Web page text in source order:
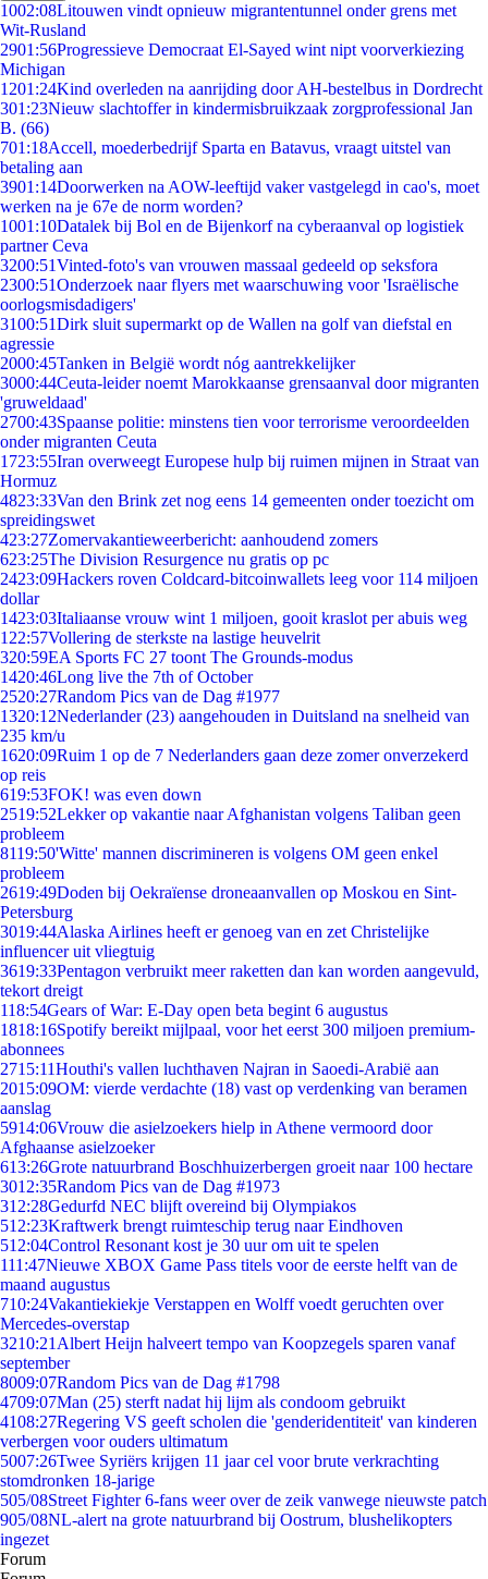
1002:08Litouwen vindt opnieuw migrantentunnel onder grens met
Wit-Rusland
2901:56Progressieve Democraat El-Sayed wint nipt voorverkiezing
Michigan
1201:24Kind overleden na aanrijding door AH-bestelbus in Dordrecht
301:23Nieuw slachtoffer in kindermisbruikzaak zorgprofessional Jan
B. (66)
701:18Accell, moederbedrijf Sparta en Batavus, vraagt uitstel van
betaling aan
3901:14Doorwerken na AOW-leeftijd vaker vastgelegd in cao's, moet
werken na je 67e de norm worden?
1001:10Datalek bij Bol en de Bijenkorf na cyberaanval op logistiek
partner Ceva
3200:51Vinted-foto's van vrouwen massaal gedeeld op seksfora
2300:51Onderzoek naar flyers met waarschuwing voor 'Israëlische
oorlogsmisdadigers'
3100:51Dirk sluit supermarkt op de Wallen na golf van diefstal en
agressie
2000:45Tanken in België wordt nóg aantrekkelijker
3000:44Ceuta-leider noemt Marokkaanse grensaanval door migranten
'gruweldaad'
2700:43Spaanse politie: minstens tien voor terrorisme veroordeelden
onder migranten Ceuta
1723:55Iran overweegt Europese hulp bij ruimen mijnen in Straat van
Hormuz
4823:33Van den Brink zet nog eens 14 gemeenten onder toezicht om
spreidingswet
423:27Zomervakantieweerbericht: aanhoudend zomers
623:25The Division Resurgence nu gratis op pc
2423:09Hackers roven Coldcard-bitcoinwallets leeg voor 114 miljoen
dollar
1423:03Italiaanse vrouw wint 1 miljoen, gooit kraslot per abuis weg
1 22:57Vollering de sterkste na lastige heuvelrit
320:59EA Sports FC 27 toont The Grounds-modus
1420:46Long live the 7th of October
2520:27Random Pics van de Dag #1977
1320:12Nederlander (23) aangehouden in Duitsland na snelheid van
235 km/u
1620:09Ruim 1 op de 7 Nederlanders gaan deze zomer onverzekerd
op reis
619:53FOK! was even down
2519:52Lekker op vakantie naar Afghanistan volgens Taliban geen
probleem
8119:50'Witte' mannen discrimineren is volgens OM geen enkel
probleem
2619:49Doden bij Oekraïense droneaanvallen op Moskou en Sint-
Petersburg
3019:44Alaska Airlines heeft er genoeg van en zet Christelijke
influencer uit vliegtuig
3619:33Pentagon verbruikt meer raketten dan kan worden aangevuld,
tekort dreigt
118:54Gears of War: E-Day open beta begint 6 augustus
1818:16Spotify bereikt mijlpaal, voor het eerst 300 miljoen premium-
abonnees
2715:11Houthi's vallen luchthaven Najran in Saoedi-Arabië aan
2015:09OM: vierde verdachte (18) vast op verdenking van beramen
aanslag
5914:06Vrouw die asielzoekers hielp in Athene vermoord door
Afghaanse asielzoeker
613:26Grote natuurbrand Boschhuizerbergen groeit naar 100 hectare
3012:35Random Pics van de Dag #1973
312:28Gedurfd NEC blijft overeind bij Olympiakos
512:23Kraftwerk brengt ruimteschip terug naar Eindhoven
512:04Control Resonant kost je 30 uur om uit te spelen
111:47Nieuwe XBOX Game Pass titels voor de eerste helft van de
maand augustus
710:24Vakantiekiekje Verstappen en Wolff voedt geruchten over
Mercedes-overstap
3210:21 Albert Heijn halveert tempo van Koopzegels sparen vanaf
september
8009:07Random Pics van de Dag #1798
4709:07Man (25) sterft nadat hij lijm als condoom gebruikt
4108:27Regering VS geeft scholen die 'genderidentiteit' van kinderen
verbergen voor ouders ultimatum
5007:26Twee Syriërs krijgen 11 jaar cel voor brute verkrachting
stomdronken 18-jarige
505/08Street Fighter 6-fans weer over de zeik vanwege nieuwste patch
905/08NL-alert na grote natuurbrand bij Oostrum, blushelikopters
ingezet
Forum